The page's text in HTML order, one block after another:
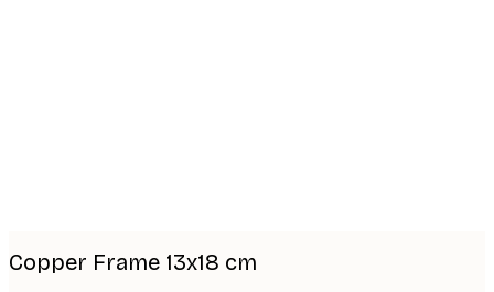
Copper Frame 13x18 cm